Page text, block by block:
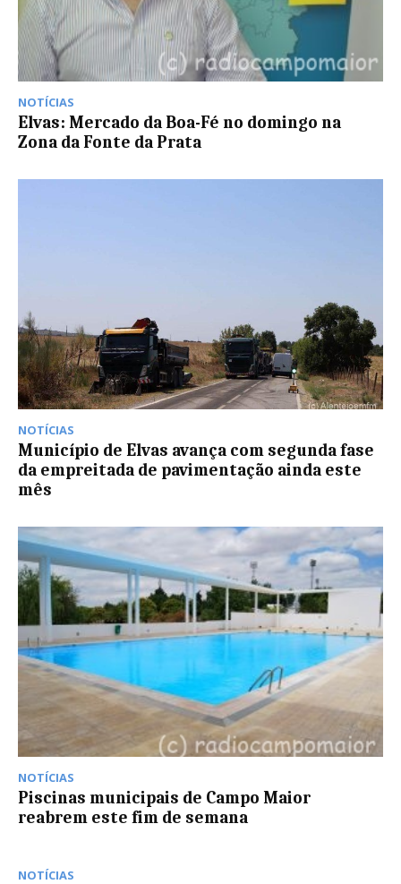
NOTÍCIAS
Elvas: Mercado da Boa-Fé no domingo na
Zona da Fonte da Prata
NOTÍCIAS
Município de Elvas avança com segunda fase
da empreitada de pavimentação ainda este
mês
NOTÍCIAS
Piscinas municipais de Campo Maior
reabrem este fim de semana
NOTÍCIAS